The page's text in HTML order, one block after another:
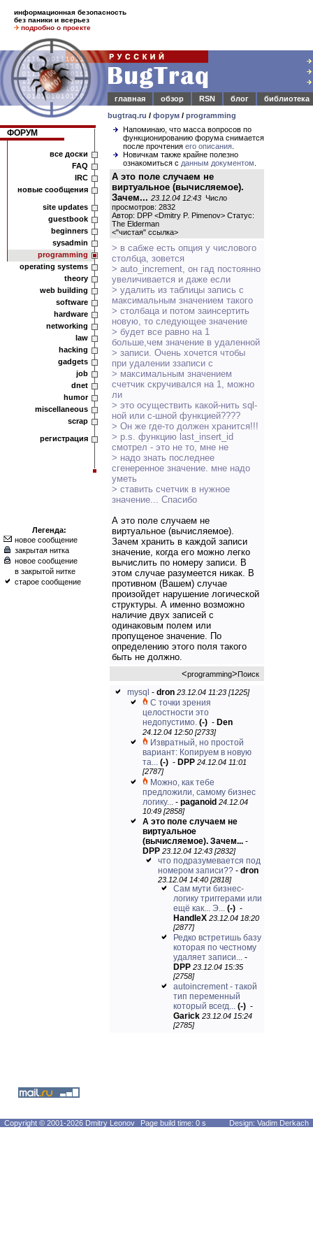
информационная безопасность
без паники и всерьез
подробно о проекте
главная
обзор RSN блог
библиотека
bugtraq.ru / форум / programming
ФОРУМ
все доски
FAQ
IRC
новые сообщения
site updates
guestbook
beginners
sysadmin
programming
operating systems
theory
web building
software
hardware
networking
law
hacking
gadgets
job
dnet
humor
miscellaneous
scrap
регистрация
Легенда:
новое сообщение
закрытая нитка
новое сообщение
в закрытой нитке
старое сообщение
Напоминаю, что масса вопросов по
функционированию форума снимается
после прочтения его описания
Новичкам также крайне полезно
ознакомиться с данным документом
А это поле случаем не
виртуальное (вычисляемое).
Зачем... 23.12.04 12:43 Число
просмотров: 2832
Автор: DPP <Dmitry P. Pimenov> Статус:
The Elderman
<"чистая" ссылка>
> в сабже есть опция у числового
столбца, зовется
> auto_increment, он гад постоянно
увеличивается и даже если
> удалить из таблицы запись с
максимальным значением такого
> столбаца и потом заинсертить
новую, то следующее значение
> будет все равно на 1
больше,чем значение в удаленной
> записи. Очень хочется чтобы
при удалении ззаписи с
> максимальным значением
счетчик скручивался на 1, можно
ли
> это осуществить какой-нить sql-
ной или с-шной функцией????
> Он же где-то должен хранится!!!
> p.s. функцию last_insert_id
смотрел - это не то, мне не
> надо знать последнее
сгенеренное значение. мне надо
уметь
> ставить счетчик в нужное
значение... Спасибо
А это поле случаем не
виртуальное (вычисляемое).
Зачем хранить в каждой записи
значение, когда его можно легко
вычислить по номеру записи. В
этом случае разумеется никак. В
противном (Вашем) случае
произойдет нарушение логической
структуры. А именно возможно
наличие двух записей с
одинаковым полем или
пропущеное значение. По
определению этого поля такого
быть не должно.
<programming>Поиск
mysql - dron 23.12.04 11:23 [1225]
С точки зрения
целостности это
недопустимо. (-) - Den
24.12.04 12:50 [2733]
Извратный, но простой
вариант: Копируем в новую
та... (-) - DPP 24.12.04 11:01
[2787]
Можно, как тебе
предложили, самому бизнес
логику... - paganoid 24.12.04
10:49 [2858]
А это поле случаем не
виртуальное
(вычисляемое). Зачем... -
DPP 23.12.04 12:43 [2832]
что подразумевается под
номером записи?? - dron
23.12.04 14:40 [2818]
Сам мути бизнес-
логику триггерами или
ещё как... Э... (-) -
HandleX 23.12.04 18:20
[2877]
Редко встретишь базу
которая по честному
удаляет записи... -
DPP 23.12.04 15:35
[2758]
autoincrement - такой
тип переменный
который всегд... (-) -
Garick 23.12.04 15:24
[2785]
Copyright © 2001-2026 Dmitry Leonov Page build time: 0 s Design: Vadim Derkach